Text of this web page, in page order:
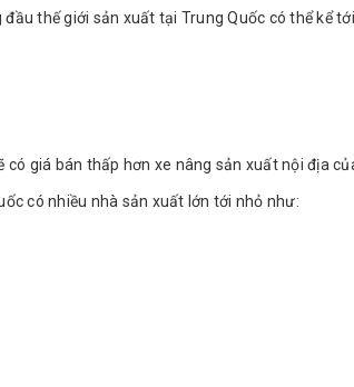
thế giới sản xuất tại Trung Quốc có thể kể
giá bán thấp hơn xe nâng sản xuất nội địa
có nhiều nhà sản xuất lớn tới nhỏ như: